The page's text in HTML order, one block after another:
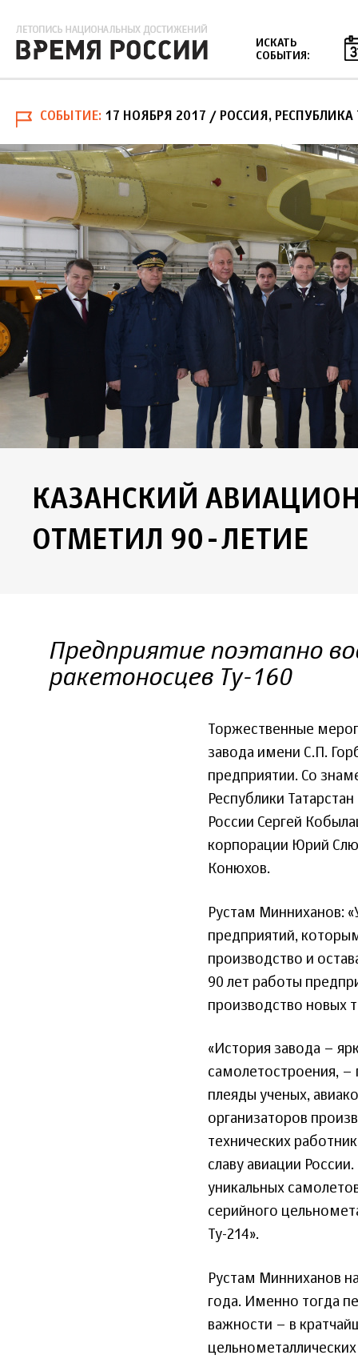
ИСКАТЬ
СОБЫТИЯ:
СОБЫТИЕ 17 НОЯБРЯ 2017 / РОССИЯ, РЕСПУБЛИКА
КАЗАНСКИЙ
ОТМЕТИЛ 90-ЛЕТИЕ
Предприятие поэтапно
ракетоносцев Ту-160
Торжественные
завода имени С.П.
предприятии. Со
Республики
России Сергей
корпорации Юрий
Конюхов.
Рустам Минниханов:
предприятий,
производство и
90 лет работы
производство новых
«История завода –
самолетостроения, –
плеяды ученых,
организаторов
технических
славу авиации
уникальных
серийного
Ту-214».
Рустам Минниханов
года. Именно тогда
важности – в